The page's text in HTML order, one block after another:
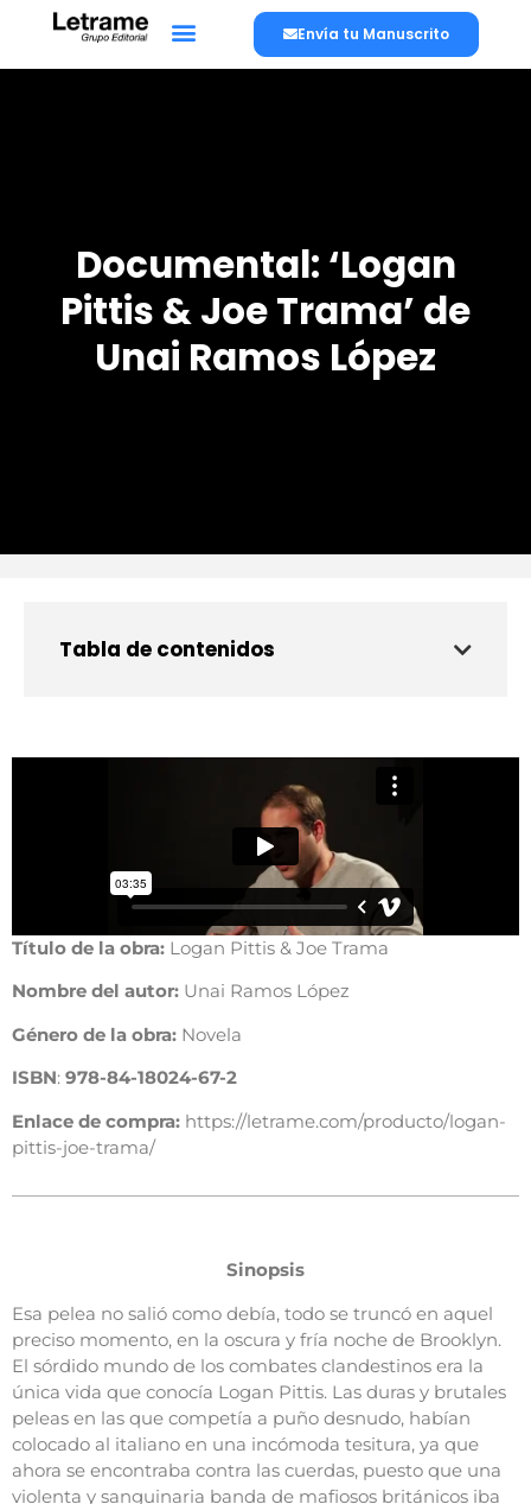
Envía tu Manuscrito
Documental: ‘Logan
Pittis & Joe Trama’ de
Unai Ramos López
Tabla de contenidos
Título de la obra: Logan Pittis & Joe Trama
Nombre del autor: Unai Ramos López
Género de la obra: Novela
ISBN: 978-84-18024-67-2
Enlace de compra: https://letrame.com/producto/logan-
pittis-joe-trama/
Sinopsis
Esa pelea no salió como debía, todo se truncó en aquel
preciso momento, en la oscura y fría noche de Brooklyn.
El sórdido mundo de los combates clandestinos era la
única vida que conocía Logan Pittis. Las duras y brutales
peleas en las que competía a puño desnudo, habían
colocado al italiano en una incómoda tesitura, ya que
ahora se encontraba contra las cuerdas, puesto que una
violenta y sanguinaria banda de mafiosos británicos iba